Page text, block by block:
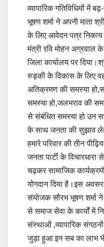
व्यापारिक गतिविधियों में
भूषण शर्मा ने अपनी माता
के लिए आवेदन पत्र निकाय
मंत्री रवि मोहन अग्रवाल
जिला कार्यालय पर
रुड़की के विकास के लिए
अतिक्रमण की समस्या
समस्या हो,जलभराव की
से संबंधित समस्या हो उन
के साथ जनता की सुझाव
हमारे परिवार की तीन
जनता पार्टी के
चढ़कर सामाजिक
योगदान दिया है।इस अवसर
संयोजक सौरभ भूषण शर्मा
से समाज सेवा के कार्यों में
संस्थाओं ,व्यापारिक
जुड़ा हुआ इन सब का लाभ भी